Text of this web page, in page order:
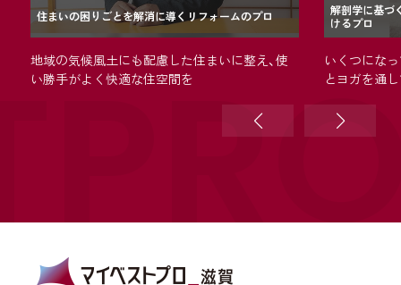
住まいの困りごとを解消に導くリフォームのプロ
地域の気候風土にも配慮した住まいに整え、使
い勝手がよく快適な住空間を
解剖学に基づ
けるプロ
いくつにな
とヨガを通